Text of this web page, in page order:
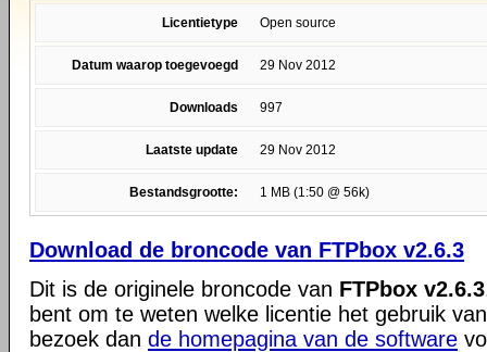
Licentietype Open source
Datum waarop toegevoegd 29 Nov 2012
Downloads 997
Laatste update 29 Nov 2012
Bestandsgrootte: 1 MB (1:50 @ 56k)
Download de broncode van FTPbox v2.6.3
Dit is de originele broncode van FTPbox v2.6.3
bent om te weten welke licentie het gebruik
bezoek dan de homepagina van de software